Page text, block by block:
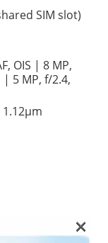
SIM slot)
OIS | 8 MP,
| 5 MP, f/2.4,
×